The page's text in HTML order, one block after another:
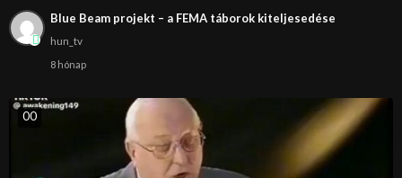
Blue Beam projekt – a FEMA táborok kiteljesedése
hun_tv
8 hónap
00